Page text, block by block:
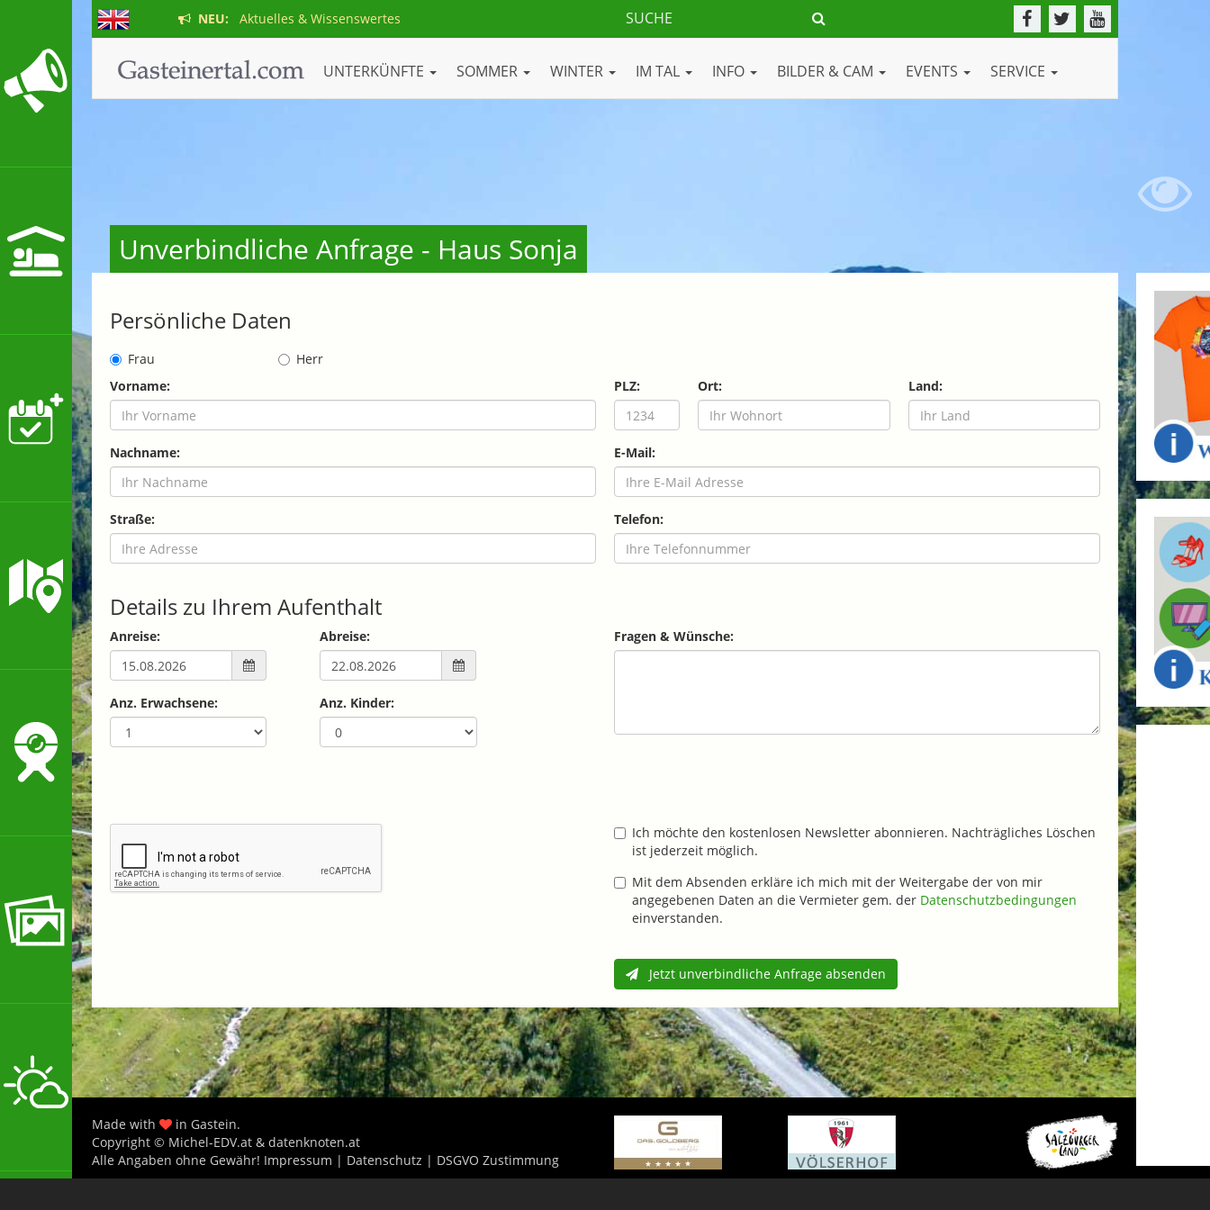
NEU: Aktuelles & Wissenswertes
UNTERKÜNFTE SOMMER WINTER IM TAL INFO BILDER & CAM EVENTS SERVICE
Unverbindliche Anfrage - Haus Sonja
Persönliche Daten
Frau
Herr
Vorname:
Nachname:
Straße:
PLZ: Ort: Land:
E-Mail:
Telefon:
Details zu Ihrem Aufenthalt
Anreise: Abreise:
Anz. Erwachsene: Anz. Kinder:
Fragen & Wünsche:
Ich möchte den kostenlosen Newsletter abonnieren. Nachträgliches Löschen
ist jederzeit möglich.
Mit dem Absenden erkläre ich mich mit der Weitergabe der von mir
angegebenen Daten an die Vermieter gem. der Datenschutzbedingungen
einverstanden.
Jetzt unverbindliche Anfrage absenden
Made with
in Gastein.
Copyright © Michel-EDV.at & datenknoten.at
Alle Angaben ohne Gewähr! Impressum | Datenschutz | DSGVO Zustimmung